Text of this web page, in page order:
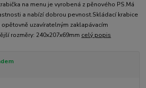
na menu je vyrobená z pěnového PS.Má
a nabízí dobrou pevnost.Skládací krabice
uzavíratelným zaklapávacím
rozměry: 240x207x69mm celý popis